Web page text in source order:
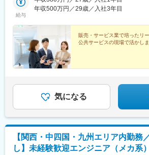
庫、奈良【中国】山口（岩国市）、高知
動喫煙防止措置：受動喫煙防止対策あり
ター駅、西鉄福岡駅
給与
年収500万円／29歳／入社3年目
販売・サービス業で培ったリ
公共サービスの現場で活かし
気になる
【関西・中四国・九州エリア内勤務
し】未経験歓迎エンジニア（メカ系